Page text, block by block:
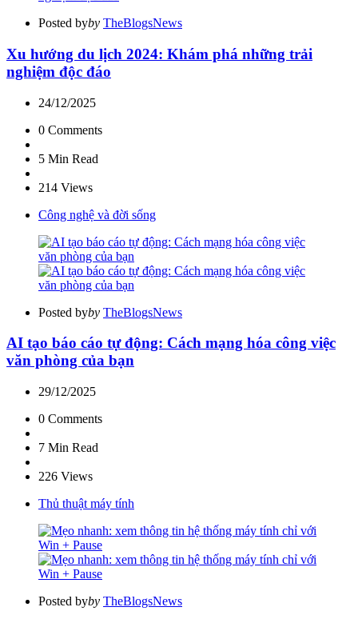
Posted byby TheBlogsNews
Xu hướng du lịch 2024: Khám phá những trải
nghiệm độc đáo
24/12/2025
0 Comments
5 Min Read
214 Views
Công nghệ và đời sống
Posted byby TheBlogsNews
AI tạo báo cáo tự động: Cách mạng hóa công việc
văn phòng của bạn
29/12/2025
0 Comments
7 Min Read
226 Views
Thủ thuật máy tính
Posted byby TheBlogsNews